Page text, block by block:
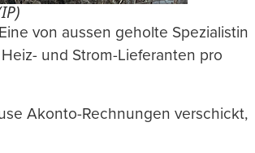
von aussen geholte Spezialistin
und Strom-Lieferanten pro
Akonto-Rechnungen verschickt,